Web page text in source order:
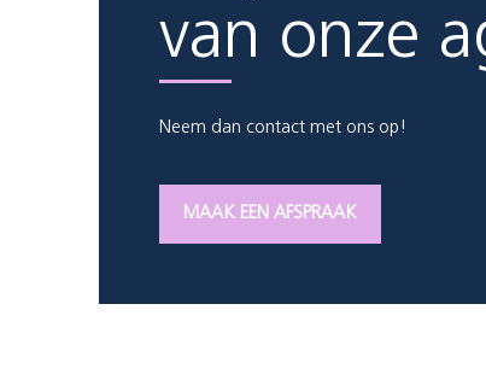
van onze
Neem dan contact met ons op!
MAAK EEN AFSPRAAK